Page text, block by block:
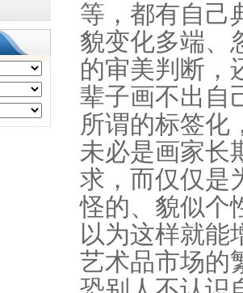
等，都有自己
貌变化多端、
的审美判断，
辈子画不出自
所谓的标签化
未必是画家长
求，而仅仅是
怪的、貌似个
以为这样就能
艺术品市场的